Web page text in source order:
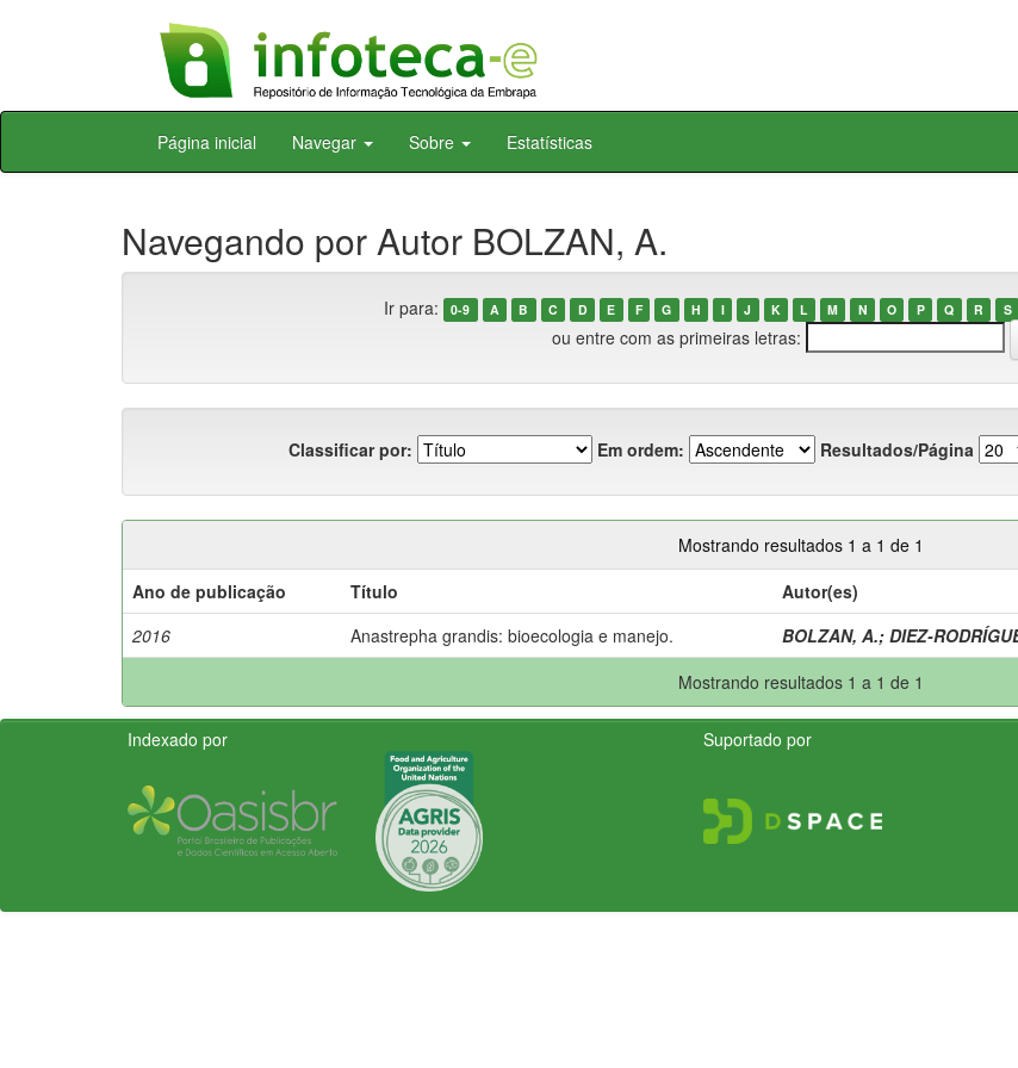
Skip
Página inicial Navegar Sobre Estatísticas
Navegando por Autor BOLZAN, A.
Ir para: 0-9 A B C D E F G H I J K L M N O P Q R S
ou entre com as primeiras letras:
Classificar por: Em ordem: Resultados/Página
Mostrando resultados 1 a 1 de 1
Ano de publicação
Título
Autor(es)
2016
Anastrepha grandis: bioecologia e manejo. BOLZAN, A.; DIEZ-
Mostrando resultados 1 a 1 de 1
Indexado por Suportado por